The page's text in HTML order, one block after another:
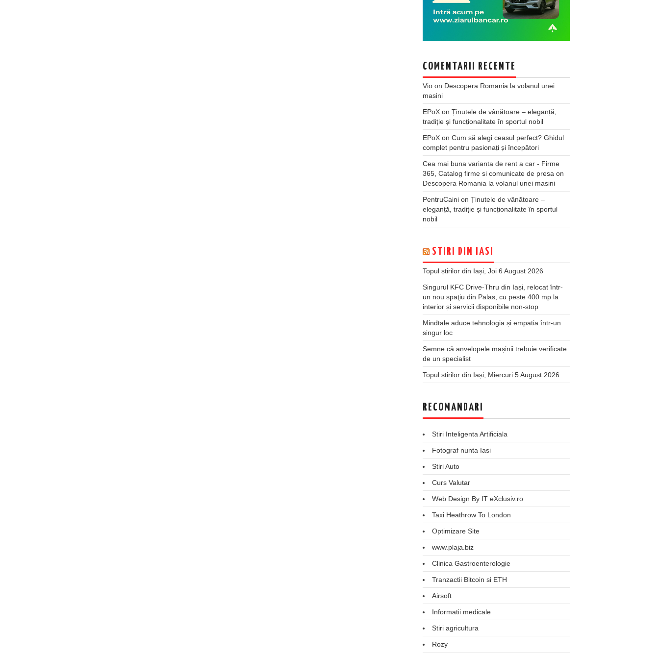
COMENTARII RECENTE
Vio on Descopera Romania la volanul unei
masini
EPoX on Ținutele de vânătoare – eleganță,
tradiție și funcționalitate în sportul nobil
EPoX on Cum să alegi ceasul perfect? Ghidul
complet pentru pasionați și începători
Cea mai buna varianta de rent a car - Firme
365, Catalog firme si comunicate de presa on
Descopera Romania la volanul unei masini
PentruCaini on Ținutele de vânătoare –
eleganță, tradiție și funcționalitate în sportul
nobil
STIRI DIN IASI
Topul știrilor din Iași, Joi 6 August 2026
Singurul KFC Drive-Thru din Iași, relocat într-
un nou spaţiu din Palas, cu peste 400 mp la
interior și servicii disponibile non-stop
Mindtale aduce tehnologia și empatia într-un
singur loc
Semne că anvelopele mașinii trebuie verificate
de un specialist
Topul știrilor din Iași, Miercuri 5 August 2026
RECOMANDARI
Stiri Inteligenta Artificiala
Fotograf nunta Iasi
Stiri Auto
Curs Valutar
Web Design By IT eXclusiv.ro
Taxi Heathrow To London
Optimizare Site
www.plaja.biz
Clinica Gastroenterologie
Tranzactii Bitcoin si ETH
Airsoft
Informatii medicale
Stiri agricultura
Rozy